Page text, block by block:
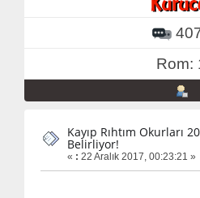
Rom:
Kayıp Rıhtım Okurları
Belirliyor!
« : 22 Aralık 2017, 00:23:21 »